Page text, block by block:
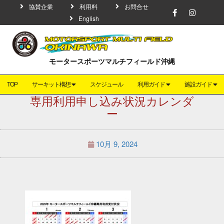
協賛企業 利用料
お問合せ
English
モータースポーツマルチフィールド沖縄
TOP サーキット構想 スケジュール 利用ガイド 施設ガイド
専用利用申し込み状況カレンダ
ー
10月 9, 2024